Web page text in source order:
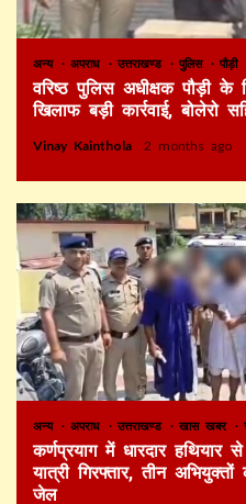
अन्य अपराध उत्तराखण्ड पुलिस पौड़ी
वरिष्ठ पुलिस अधीक्षक पौड़ी के
खिलाफ बड़ी कार्रवाई, बोलेरो
Vinay Kainthola 2 months ago
अन्य अपराध उत्तराखण्ड खास खबर
कर्णप्रयाग में धारदार
यात्री गिरफ्तार, तीन
जेल